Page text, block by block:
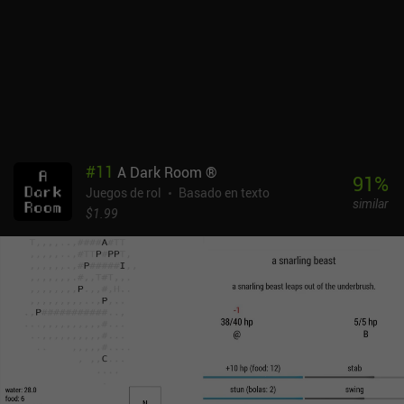
vieja escuela hace que no haya mucho que ver u oír, las concisas
descripciones crean una experiencia vívida, por lo que, con un poco
de imaginación, es fácil sumergirse en ella. The Ensign es un juego
el bucle de juego es atractivo y gratificante. Si puedes pasar por
alto la falta de gráficos, es una experiencia muy recomendable.
#11 A Dark Room ®
Juegos de rol
Basado en texto
$1.99
91%
similar